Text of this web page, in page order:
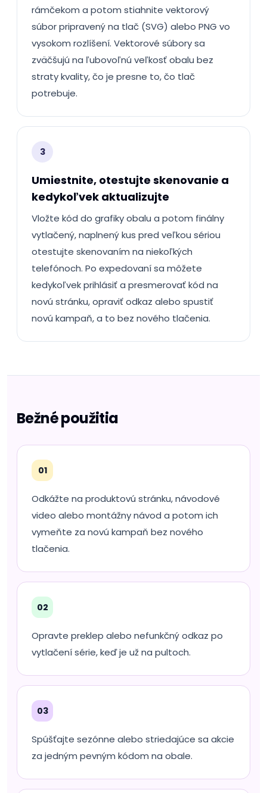
rámčekom a potom stiahnite vektorový
súbor pripravený na tlač (SVG) alebo PNG vo
vysokom rozlíšení. Vektorové súbory sa
zväčšujú na ľubovoľnú veľkosť obalu bez
straty kvality, čo je presne to, čo tlač
potrebuje.
3
Umiestnite, otestujte skenovanie a
kedykoľvek aktualizujte
Vložte kód do grafiky obalu a potom finálny
vytlačený, naplnený kus pred veľkou sériou
otestujte skenovaním na niekoľkých
telefónoch. Po expedovaní sa môžete
kedykoľvek prihlásiť a presmerovať kód na
novú stránku, opraviť odkaz alebo spustiť
novú kampaň, a to bez nového tlačenia.
Bežné použitia
01
Odkážte na produktovú stránku, návodové
video alebo montážny návod a potom ich
vymeňte za novú kampaň bez nového
tlačenia.
02
Opravte preklep alebo nefunkčný odkaz po
vytlačení série, keď je už na pultoch.
03
Spúšťajte sezónne alebo striedajúce sa akcie
za jedným pevným kódom na obale.